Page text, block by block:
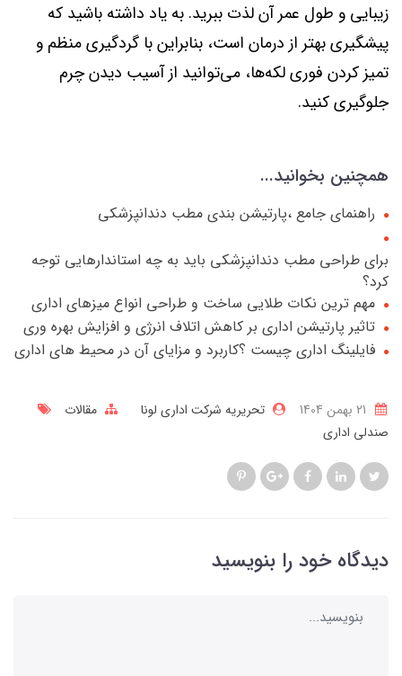
زیبایی و طول عمر آن لذت ببرید. به یاد داشته باشید که
پیشگیری بهتر از درمان است، بنابراین با گردگیری منظم و
تمیز کردن فوری لکه‌ها، می‌توانید از آسیب دیدن چرم
جلوگیری کنید.
همچنین بخوانید...
راهنمای جامع ،پارتیشن بندی مطب دندانپزشکی
برای طراحی مطب دندانپزشکی باید به چه استاندارهایی توجه
کرد؟
مهم ترین نکات طلایی ساخت و طراحی انواع میزهای اداری
تاثیر پارتیشن اداری بر کاهش اتلاف انرژی و افزایش بهره وری
فایلینگ اداری چیست ؟کاربرد و مزایای آن در محیط های اداری
تحریریه شرکت اداری لونا
مقالات
صندلی اداری
دیدگاه خود را بنویسید